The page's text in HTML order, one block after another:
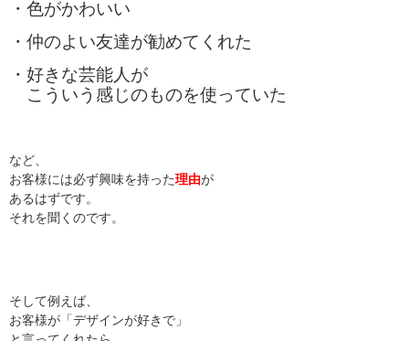
・色がかわいい
・仲のよい友達が勧めてくれた
・好きな芸能人が
こういう感じのものを使っていた
など、
お客様には必ず興味を持った理由が
あるはずです。
それを聞くのです。
そして例えば、
お客様が「デザインが好きで」